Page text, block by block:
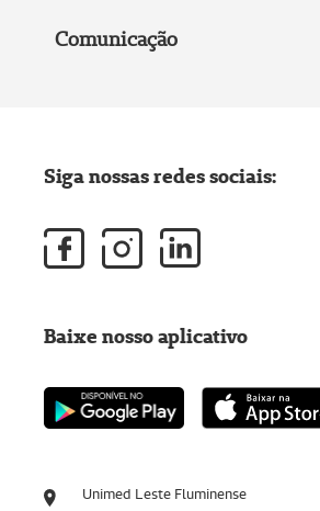
Comunicação
Unimed Leste Fluminense
Siga nossas redes sociais:
Baixe nosso aplicativo